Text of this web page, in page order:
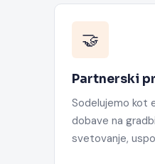
🤝
Partnerski
Sodelujemo kot
dobave na
svetovanje,